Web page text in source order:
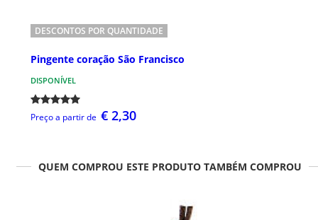
DESCONTOS POR QUANTIDADE
Pingente coração São Francisco
DISPONÍVEL
Preço a partir de € 2,30
QUEM COMPROU ESTE PRODUTO TAMBÉM COMPROU